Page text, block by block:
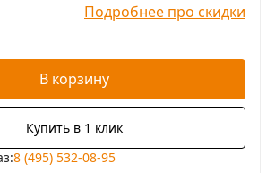
Подробнее про скидки
В корзину
Купить в 1 клик
8 (495) 532-08-95